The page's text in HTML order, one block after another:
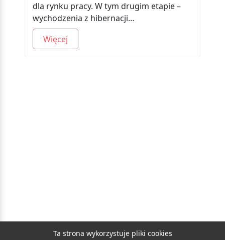
dla rynku pracy. W tym drugim etapie –
wychodzenia z hibernacji…
Więcej
Ta strona wykorzystuje pliki cookies